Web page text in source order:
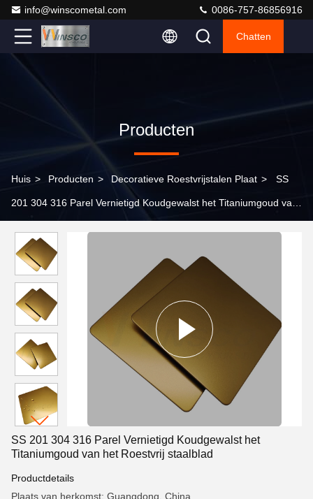
info@winscometal.com 0086-757-86856916
Chatten
Producten
Huis > Producten > Decoratieve Roestvrijstalen Plaat > SS
201 304 316 Parel Vernietigd Koudgewalst het Titaniumgoud van
SS 201 304 316 Parel Vernietigd Koudgewalst het
Titaniumgoud van het Roestvrij staalblad
Productdetails
Plaats van herkomst: Guangdong, China